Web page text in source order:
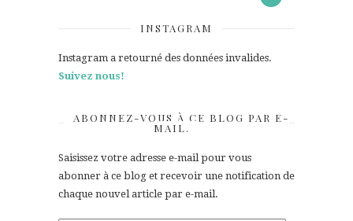
INSTAGRAM
Instagram a retourné des données invalides.
Suivez nous!
ABONNEZ-VOUS À CE BLOG PAR E-
MAIL.
Saisissez votre adresse e-mail pour vous
abonner à ce blog et recevoir une notification de
chaque nouvel article par e-mail.